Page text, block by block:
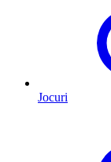
Jocuri